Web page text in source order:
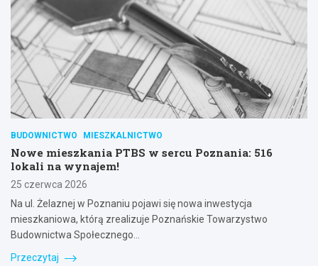
BUDOWNICTWO MIESZKALNICTWO
Nowe mieszkania PTBS w sercu Poznania: 516
lokali na wynajem!
25 czerwca 2026
Na ul. Żelaznej w Poznaniu pojawi się nowa inwestycja
mieszkaniowa, którą zrealizuje Poznańskie Towarzystwo
Budownictwa Społecznego…
Przeczytaj